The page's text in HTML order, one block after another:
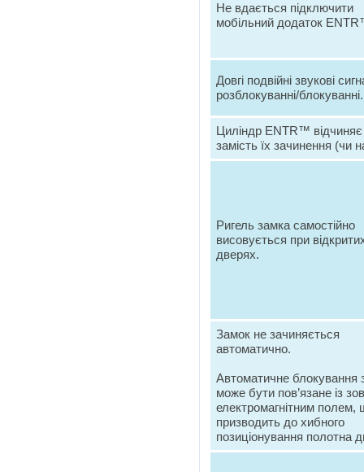
Не вдається підключити
мобільний додаток
Довгі подвійні звукові
розблокуванні/блокуванні.
Циліндр ENTR™ відчиняє
замість їх зачинення (чи
Ригель замка самостійно
висовується при
дверях.
Замок не зачиняється
автоматично.
Автоматичне блокування
може бути пов’язане із
електромагнітним полем,
призводить до хибного
позиціонування полотна